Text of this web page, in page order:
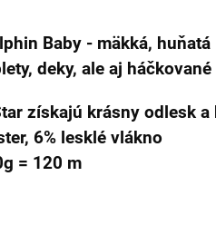
Baby - mäkká,
deky, ale aj háčkované
získajú krásny odlesk
6% lesklé vlákno
= 120 m